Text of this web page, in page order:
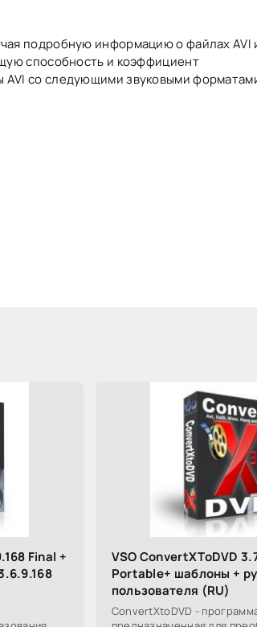
подробную информацию о файлах AVI
способность и коэффициент
со следующими звуковыми
Final +
VSO ConvertXToDVD
Portable+ шаблоны +
пользователя (RU)
ConvertXtoDVD -